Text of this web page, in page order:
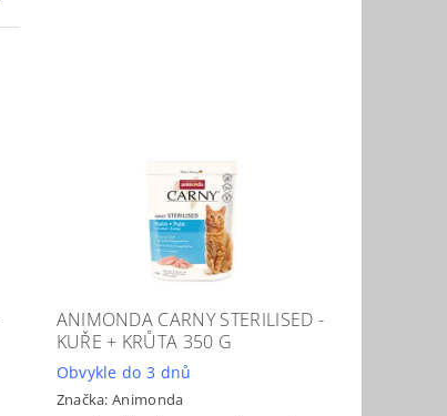
ANIMONDA CARNY STERILISED -
KUŘE + KRŮTA 350 G
Obvykle do 3 dnů
Značka:Animonda